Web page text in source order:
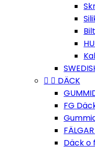
  DÄCK
FG
Däck o